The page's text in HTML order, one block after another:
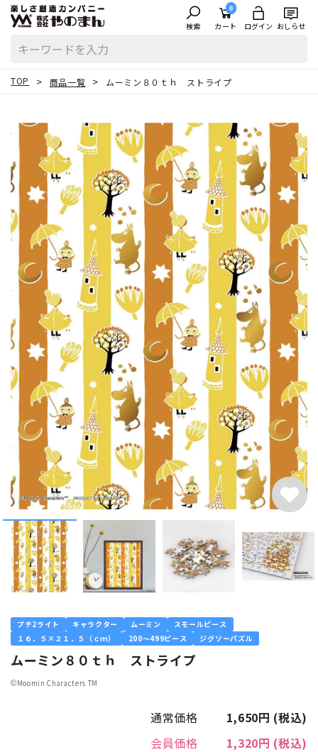
検索
0
カート ログイン おしらせ
TOP 商品一覧 ムーミン８０ｔｈ ストライプ
プチ2ライト キャラクター ムーミン
スモールピース
１６．５×２１．５（ｃｍ）
200～499ピース ジグソーパズル
ムーミン８０ｔｈ ストライプ
©︎Moomin Characters TM
通常価格 1,650円 (税込)
会員価格
1,320円 (税込)